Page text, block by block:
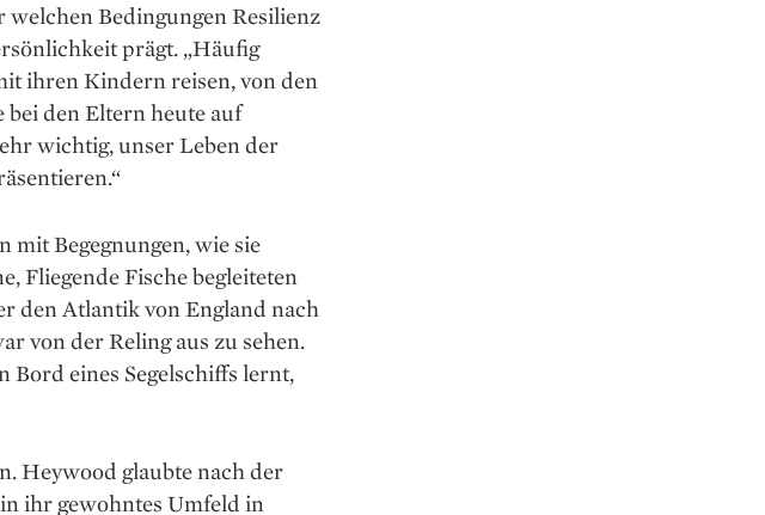
Bedingungen Resilienz
prägt. „Häufig
ihren Kindern reisen, von den
bei den Eltern heute auf
wichtig, unser Leben der
mit Begegnungen, wie sie
Fliegende Fische begleiteten
den Atlantik von England nach
von der Reling aus zu sehen.
Bord eines Segelschiffs lernt,
Heywood glaubte nach der
ihr gewohntes Umfeld in